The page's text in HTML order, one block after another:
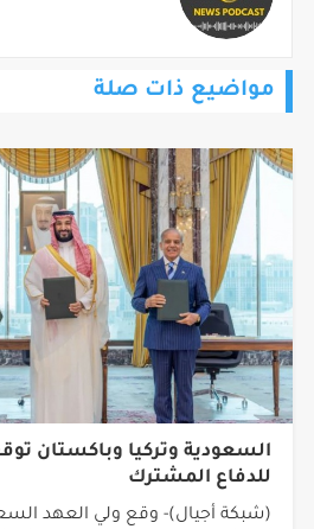
مواضيع ذات صلة
السعودية وتركيا وباكستان
للدفاع المشترك
(شبكة أجيال)- وقع ولي العهد